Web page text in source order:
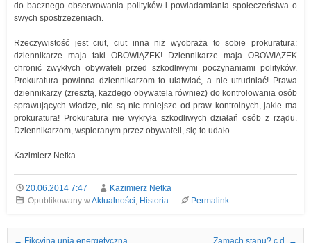
do bacznego obserwowania polityków i powiadamiania społeczeństwa o
swych spostrzeżeniach.
Rzeczywistość jest ciut, ciut inna niż wyobraża to sobie prokuratura:
dziennikarze maja taki OBOWIĄZEK! Dziennikarze maja OBOWIĄZEK
chronić zwykłych obywateli przed szkodliwymi poczynaniami polityków.
Prokuratura powinna dziennikarzom to ułatwiać, a nie utrudniać! Prawa
dziennikarzy (zresztą, każdego obywatela również) do kontrolowania osób
sprawujących władzę, nie są nic mniejsze od praw kontrolnych, jakie ma
prokuratura! Prokuratura nie wykryła szkodliwych działań osób z rządu.
Dziennikarzom, wspieranym przez obywateli, się to udało…
Kazimierz Netka
20.06.2014 7:47
Kazimierz Netka
Opublikowany wAktualności, Historia Permalink
← Fikcyjna unia energetyczna Zamach stanu? c.d. →